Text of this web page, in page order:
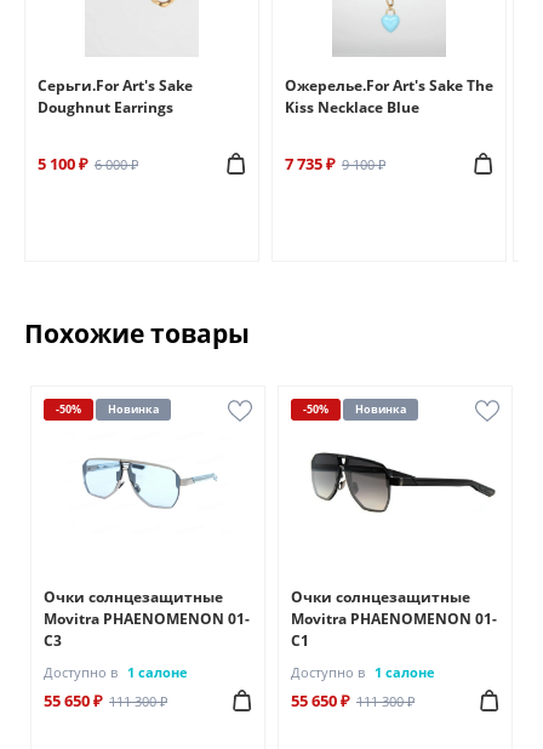
Серьги.For Art's Sake
Doughnut Earrings
5 100 ₽ 6 000 ₽
Ожерелье.For Art's Sake The
Kiss Necklace Blue
7 735 ₽ 9 100 ₽
Похожие товары
-50% Новинка
Очки солнцезащитные
Movitra PHAENOMENON 01-
C3
Доступно в 1 салоне
55 650 ₽ 111 300 ₽
-50% Новинка
Очки солнцезащитные
Movitra PHAENOMENON 01-
C1
Доступно в 1 салоне
55 650 ₽ 111 300 ₽